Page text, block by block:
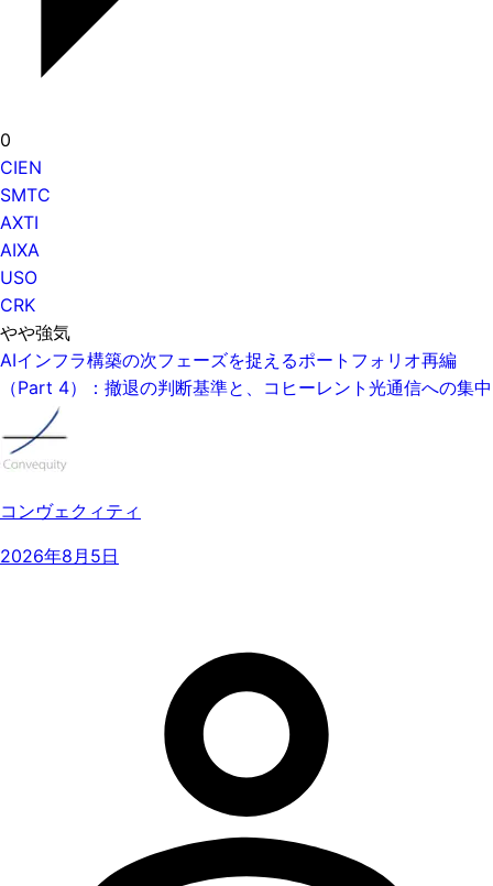
0
CIEN
SMTC
AXTI
AIXA
USO
CRK
やや強気
AIインフラ構築の次フェーズを捉えるポートフォリオ再編
（Part 4）：撤退の判断基準と、コヒーレント光通信への集中
コンヴェクィティ
2026年8月5日